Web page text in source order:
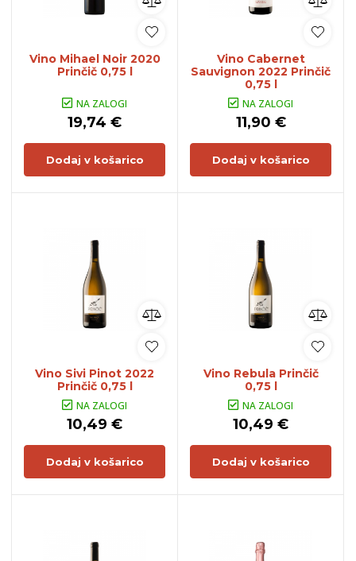
Vino Mihael Noir 2020
Prinčič 0,75 l
NA ZALOGI
19,74 €
Dodaj v košarico
Vino Cabernet
Sauvignon 2022 Prinčič
0,75 l
NA ZALOGI
11,90 €
Dodaj v košarico
Vino Sivi Pinot 2022
Prinčič 0,75 l
NA ZALOGI
10,49 €
Dodaj v košarico
Vino Rebula Prinčič
0,75 l
NA ZALOGI
10,49 €
Dodaj v košarico